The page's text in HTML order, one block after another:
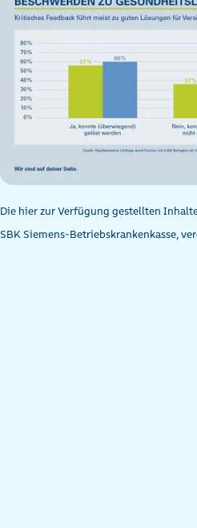
Die hier zur Verfügung gestellten
SBK Siemens-Betriebskrankenkasse,